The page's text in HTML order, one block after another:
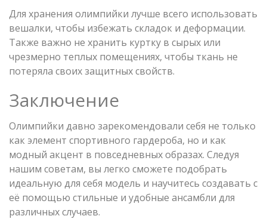
Для хранения олимпийки лучше всего использовать
вешалки, чтобы избежать складок и деформации.
Также важно не хранить куртку в сырых или
чрезмерно теплых помещениях, чтобы ткань не
потеряла своих защитных свойств.
Заключение
Олимпийки давно зарекомендовали себя не только
как элемент спортивного гардероба, но и как
модный акцент в повседневных образах. Следуя
нашим советам, вы легко сможете подобрать
идеальную для себя модель и научитесь создавать с
её помощью стильные и удобные ансамбли для
различных случаев.